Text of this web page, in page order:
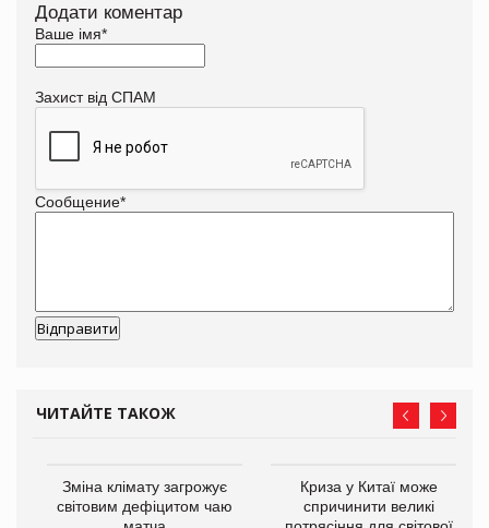
Додати коментар
Ваше імя*
Захист від СПАМ
Сообщение*
ЧИТАЙТЕ ТАКОЖ
Зміна клімату загрожує
світовим дефіцитом чаю
Криза у Китаї може
спричинити великі